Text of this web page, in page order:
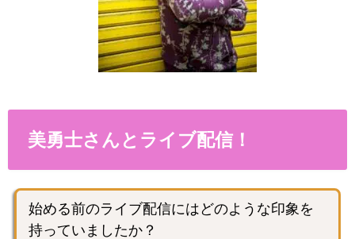
美勇士さんとライブ配信！
始める前のライブ配信にはどのような印象を
持っていましたか？